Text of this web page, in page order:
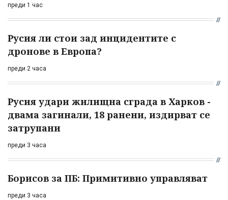
преди 1 час
Русия ли стои зад инцидентите с
дронове в Европа?
преди 2 часа
Русия удари жилищна сграда в Харков -
двама загинали, 18 ранени, издирват се
затрупани
преди 3 часа
Борисов за ПБ: Примитивно управляват
преди 3 часа